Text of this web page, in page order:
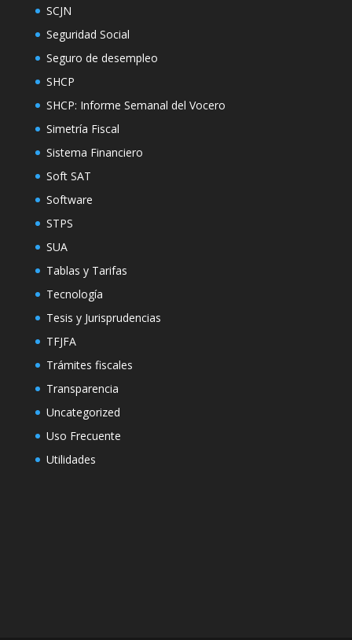
SCJN
Seguridad Social
Seguro de desempleo
SHCP
SHCP: Informe Semanal del Vocero
Simetría Fiscal
Sistema Financiero
Soft SAT
Software
STPS
SUA
Tablas y Tarifas
Tecnología
Tesis y Jurisprudencias
TFJFA
Trámites fiscales
Transparencia
Uncategorized
Uso Frecuente
Utilidades